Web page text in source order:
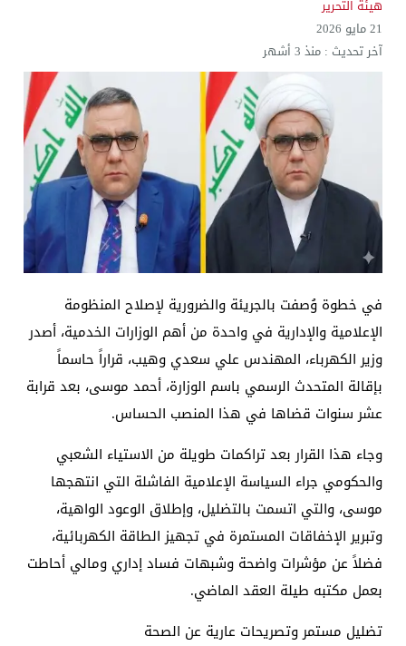
هيئة التحرير
21 مايو 2026
آخر تحديث :منذ 3 أشهر
​في خطوة وُصفت بالجريئة والضرورية لإصلاح المنظومة
الإعلامية والإدارية في واحدة من أهم الوزارات الخدمية، أصدر
وزير الكهرباء، المهندس علي سعدي وهيب، قراراً حاسماً
بإقالة المتحدث الرسمي باسم الوزارة، أحمد موسى، بعد قرابة
عشر سنوات قضاها في هذا المنصب الحساس.
​وجاء هذا القرار بعد تراكمات طويلة من الاستياء الشعبي
والحكومي جراء السياسة الإعلامية الفاشلة التي انتهجها
موسى، والتي اتسمت بالتضليل، وإطلاق الوعود الواهية،
وتبرير الإخفاقات المستمرة في تجهيز الطاقة الكهربائية،
فضلاً عن مؤشرات واضحة وشبهات فساد إداري ومالي أحاطت
بعمل مكتبه طيلة العقد الماضي.
​تضليل مستمر وتصريحات عارية عن الصحة